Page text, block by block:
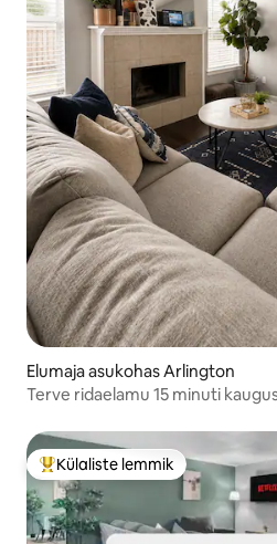
Elumaja asukohas Arlington
Terve ridaelamu 15 minuti
Külaliste suur lemmik
Külaliste lemmik